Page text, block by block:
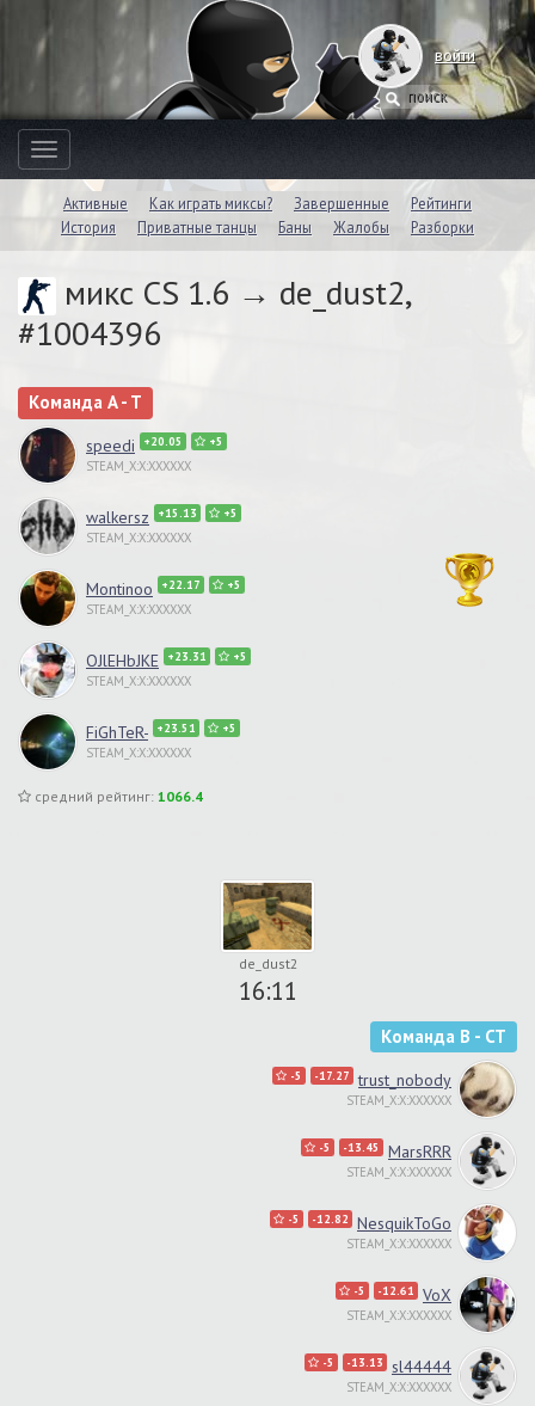
войти
Toggle
navigation
Активные Как играть миксы? Завершенные
Рейтинги
История
Приватные танцы Баны Жалобы Разборки
микс CS 1.6 → de_dust2,
#1004396
Команда A - T
speedi +20.05 +5
STEAM_X:X:XXXXXX
walkersz +15.13 +5
STEAM_X:X:XXXXXX
Montinoo +22.17 +5
STEAM_X:X:XXXXXX
OJlEHbJKE +23.31 +5
STEAM_X:X:XXXXXX
FiGhTeR- +23.51 +5
STEAM_X:X:XXXXXX
средний рейтинг: 1066.4
de_dust2
16:11
Команда B - CT
-5 -17.27 trust_nobody
STEAM_X:X:XXXXXX
-5 -13.45 MarsRRR
STEAM_X:X:XXXXXX
-5 -12.82 NesquikToGo
STEAM_X:X:XXXXXX
-5 -12.61 VoX
STEAM_X:X:XXXXXX
-5 -13.13 sl44444
STEAM_X:X:XXXXXX